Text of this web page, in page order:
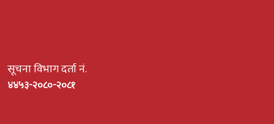
सूचना विभाग दर्ता नं.
४४५३-२०८०-२०८१